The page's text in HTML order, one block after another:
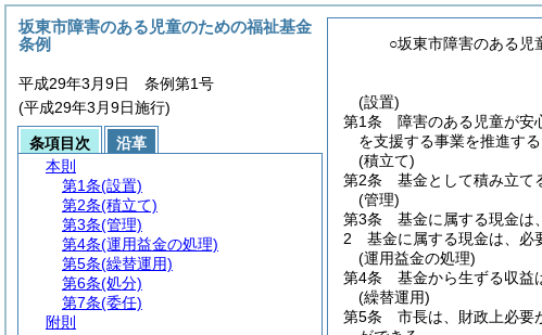
○坂東市障害のある児
(設置)
第1条
障害のある児童が安
を支援する事業を推進す
(積立て)
第2条
基金として積み立て
(管理)
第3条
基金に属する現金は
2
基金に属する現金は、必
(運用益金の処理)
第4条
基金から生ずる収益
(繰替運用)
第5条
市長は、財政上必要
坂東市障害のある児童のための福祉基金
条例
平成29年3月9日 条例第1号
(平成29年3月9日施行)
条項目次
沿革
本則
第1条(設置)
第2条(積立て)
第3条(管理)
第4条(運用益金の処理)
第5条(繰替運用)
第6条(処分)
第7条(委任)
附則